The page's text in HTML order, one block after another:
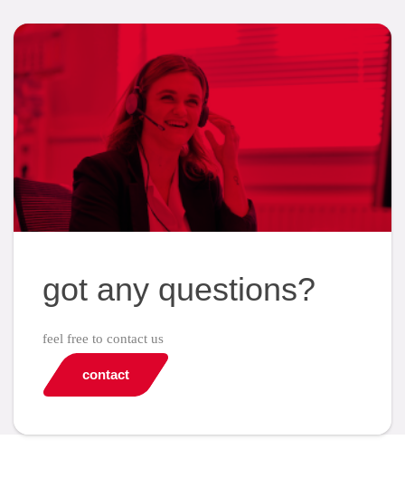
got any questions?
feel free to contact us
contact